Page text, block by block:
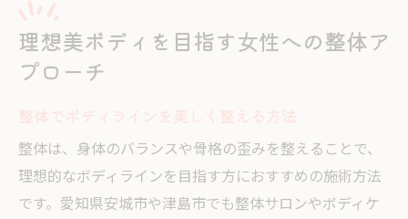
理想美ボディを目指す女性への整体ア
プローチ
整体は、身体のバランスや骨格の歪みを整えることで、
理想的なボディラインを目指す方におすすめの施術方法
です。愛知県安城市や津島市でも整体サロンやボディケ